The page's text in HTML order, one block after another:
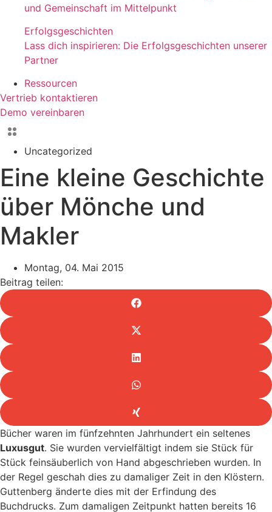
und Gemeinschaft im Mittelpunkt
Erfolgsgeschichten
Lass dich inspirieren: Die Erfolgsgeschichten unserer
Partner
Ressourcen
Vertrieb kontaktieren
Demo vereinbaren
Uncategorized
Eine kleine Geschichte
über Mönche und
Makler
Montag, 04. Mai 2015
Beitrag teilen:
Bücher waren im fünfzehnten Jahrhundert ein seltenes
Luxusgut. Sie wurden vervielfältigt indem sie Stück für
Stück feinsäuberlich von Hand abgeschrieben wurden. In
der Regel geschah dies zu damaliger Zeit in den Klöstern.
Guttenberg änderte dies mit der Erfindung des
Buchdrucks. Zum damaligen Zeitpunkt hatten bereits 16